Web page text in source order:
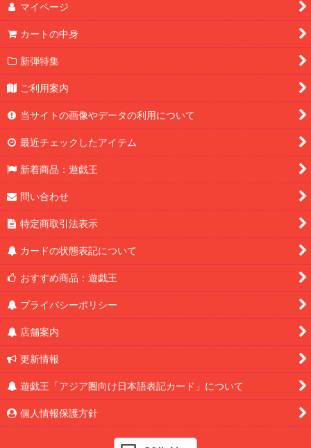
マイページ
カートの中身
新弾特集
ご利用案内
当サイトの画像やデータの利用について
最近チェックしたアイテム
新着商品：遊戯王
問い合わせ
特定商取引法表示
カードの状態表記について
おすすめ商品：遊戯王
プライバシーポリシー
店舗案内
更新情報
遊戯王「アジア圏向け日本語表記カード」について
個人情報保護方針